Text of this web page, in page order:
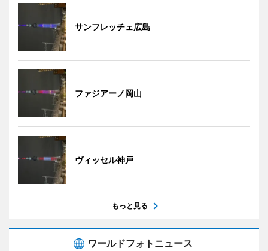
サンフレッチェ広島
ファジアーノ岡山
ヴィッセル神戸
もっと見る
ワールドフォトニュース